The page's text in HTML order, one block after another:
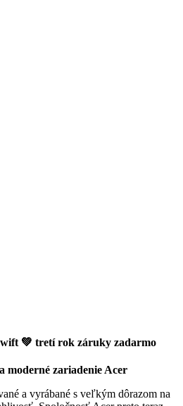
💚 tretí rok záruky zadarmo
moderné zariadenie Acer
a vyrábané s veľkým dôrazom na